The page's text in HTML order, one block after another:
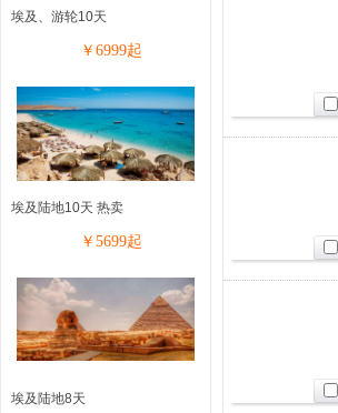
埃及、游轮10天
￥ 6999起
埃及陆地10天 热卖
￥ 5699起
埃及陆地8天